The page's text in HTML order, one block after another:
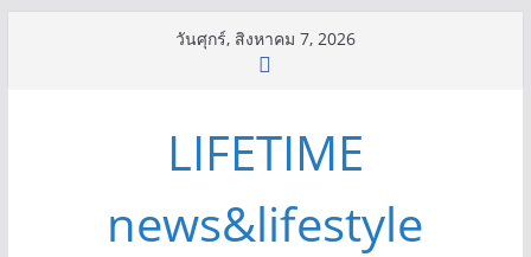
วันศุกร์, สิงหาคม 7, 2026
LIFETIME
news&lifestyle